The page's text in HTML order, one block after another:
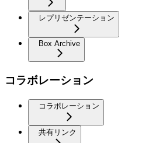
レプリゼンテーション
Box Archive
コラボレーション
コラボレーション
共有リンク